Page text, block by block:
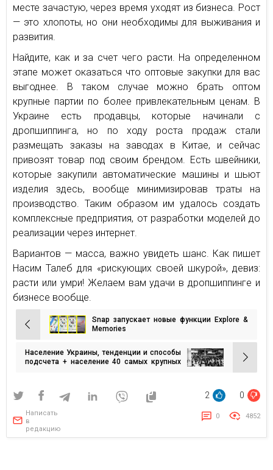
месте зачастую, через время уходят из бизнеса. Рост
— это хлопоты, но они необходимы для выживания и
развития.
Найдите, как и за счет чего расти. На определенном
этапе может оказаться что оптовые закупки для вас
выгоднее. В таком случае можно брать оптом
крупные партии по более привлекательным ценам. В
Украине есть продавцы, которые начинали с
дропшиппинга, но по ходу роста продаж стали
размещать заказы на заводах в Китае, и сейчас
привозят товар под своим брендом. Есть швейники,
которые закупили автоматические машины и шьют
изделия здесь, вообще минимизировав траты на
производство. Таким образом им удалось создать
комплексные предприятия, от разработки моделей до
реализации через интернет.
Вариантов — масса, важно увидеть шанс. Как пишет
Насим Талеб для «рискующих своей шкурой», девиз:
расти или умри! Желаем вам удачи в дропшиппинге и
бизнесе вообще.
Навигация
по
записям
Snap запускает новые функции Explore &
Memories
Население Украины, тенденции и способы
подсчета + население 40 самых крупных
2 0
Написать
в
редакцию
0 4852